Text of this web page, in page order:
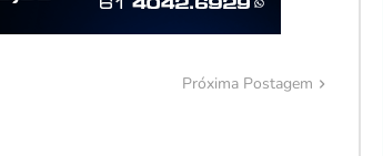
Próxima Postagem